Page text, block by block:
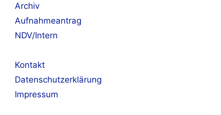
Archiv
Aufnahmeantrag
NDV/Intern
Kontakt
Datenschutzerklärung
Impressum